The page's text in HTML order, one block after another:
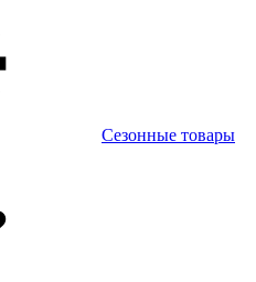
Сезонные товары